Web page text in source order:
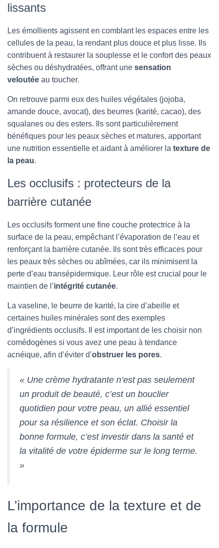
lissants
Les émollients agissent en comblant les espaces entre les
cellules de la peau, la rendant plus douce et plus lisse. Ils
contribuent à restaurer la souplesse et le confort des peaux
sèches ou déshydratées, offrant une sensation
veloutée au toucher.
On retrouve parmi eux des huiles végétales (jojoba,
amande douce, avocat), des beurres (karité, cacao), des
squalanes ou des esters. Ils sont particulièrement
bénéfiques pour les peaux sèches et matures, apportant
une nutrition essentielle et aidant à améliorer la texture de
la peau.
Les occlusifs : protecteurs de la
barrière cutanée
Les occlusifs forment une fine couche protectrice à la
surface de la peau, empêchant l’évaporation de l’eau et
renforçant la barrière cutanée. Ils sont très efficaces pour
les peaux très sèches ou abîmées, car ils minimisent la
perte d’eau transépidermique. Leur rôle est crucial pour le
maintien de l’intégrité cutanée.
La vaseline, le beurre de karité, la cire d’abeille et
certaines huiles minérales sont des exemples
d’ingrédients occlusifs. Il est important de les choisir non
comédogènes si vous avez une peau à tendance
acnéique, afin d’éviter d’obstruer les pores.
« Une crème hydratante n’est pas seulement
un produit de beauté, c’est un bouclier
quotidien pour votre peau, un allié essentiel
pour sa résilience et son éclat. Choisir la
bonne formule, c’est investir dans la santé et
la vitalité de votre épiderme sur le long terme.
»
L’importance de la texture et de
la formule